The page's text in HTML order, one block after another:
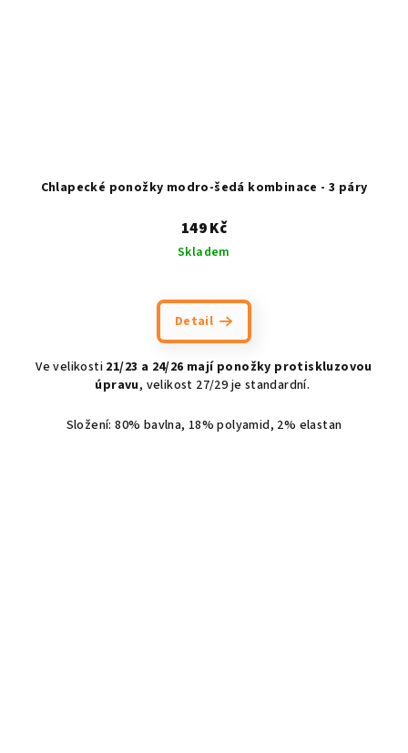
Chlapecké ponožky modro-šedá kombinace - 3 páry
149 Kč
Skladem
hodnocení
produktu
je
z
5
Detail
Ve velikosti 21/23 a 24/26 mají ponožky protiskluzovou
úpravu, velikost 27/29 je standardní.
Složení: 80% bavlna, 18% polyamid, 2% elastan